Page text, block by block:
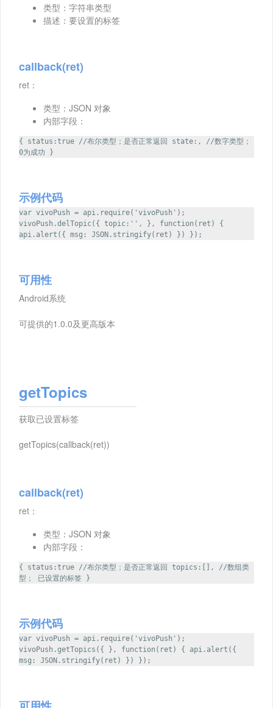
类型：字符串类型
描述：要设置的标签
callback(ret)
ret：
类型：JSON 对象
内部字段：
{ status:true //布尔类型；是否正常返回 state:, //数字类型；
0为成功 }
示例代码
var vivoPush = api.require('vivoPush');
vivoPush.delTopic({ topic:'', }, function(ret) {
api.alert({ msg: JSON.stringify(ret) }) });
可用性
Android系统
可提供的1.0.0及更高版本
getTopics
获取已设置标签
getTopics(callback(ret))
callback(ret)
ret：
类型：JSON 对象
内部字段：
{ status:true //布尔类型；是否正常返回 topics:[], //数组类
型； 已设置的标签 }
示例代码
var vivoPush = api.require('vivoPush');
vivoPush.getTopics({ }, function(ret) { api.alert({
msg: JSON.stringify(ret) }) });